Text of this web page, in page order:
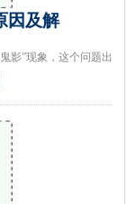
因及解
影”现象，这个问题出